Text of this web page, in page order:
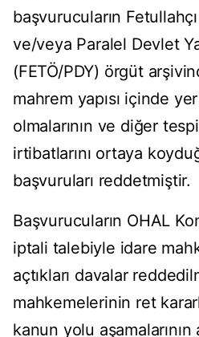
başvurucuların
ve/veya Paralel Devlet
(FETÖ/PDY) örgüt
mahrem yapısı içinde
olmalarının ve diğer
irtibatlarını ortaya
başvuruları reddetmiştir.
Başvurucuların OHAL
iptali talebiyle idare
açtıkları davalar
mahkemelerinin ret
kanun yolu aşamalarının